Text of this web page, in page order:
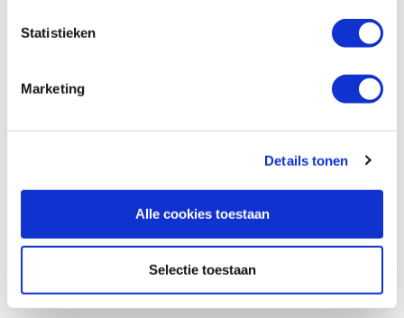
Statistieken
Marketing
Details tonen
Alle cookies toestaan
Selectie toestaan
Lie-Nielsen slijphulpstuk, geleider voor
€ 156,20 excl. VAT
In stock
Compare